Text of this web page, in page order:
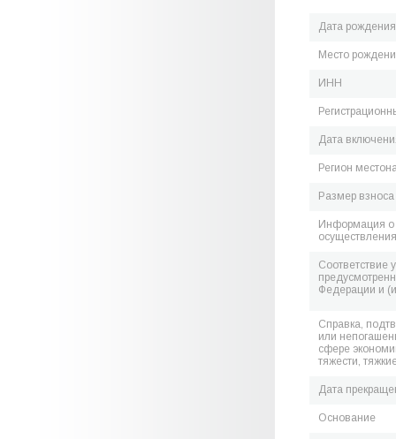
Дата рождения
Место
ИНН
Дата
Регион
Размер
Информация о
Соответствие
Федерации и
Справка,
или
сфере
тяжести,
Дата
Основание